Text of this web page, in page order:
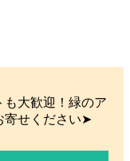
も大歓迎！緑のア
寄せください➤